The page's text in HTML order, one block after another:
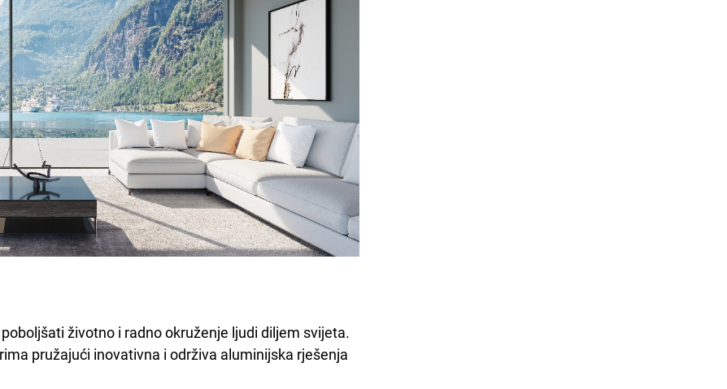
životno i radno okruženje ljudi diljem svijeta.
pružajući inovativna i održiva aluminijska rješenja